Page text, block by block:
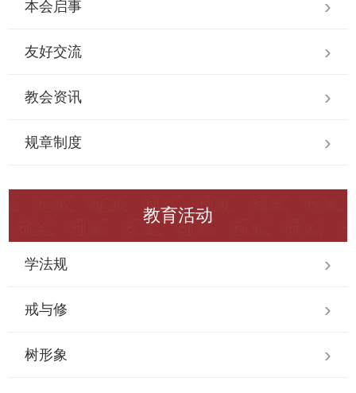
本会启事
友好交流
教会资讯
规章制度
教育活动
学法规
戒与修
树形象